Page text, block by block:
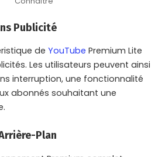
Publicité
de YouTube Premium Lite
Les utilisateurs peuvent ainsi
interruption, une fonctionnalité
abonnés souhaitant une
Plan